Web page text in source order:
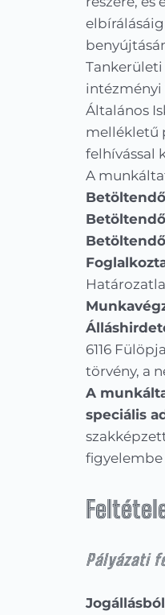
intézményi
Általános
mellékletű
felhívással
A
6116
törvény, a
A
speciális
figyelembe
Pályázati